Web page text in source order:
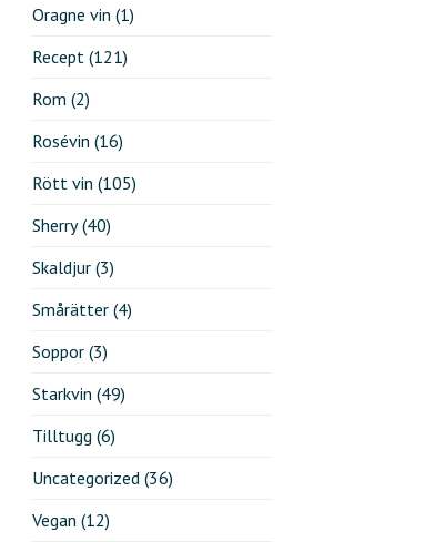
Oragne vin (1)
Recept(121)
Rom (2)
Rosévin (16)
Rött vin (105)
Sherry(40)
Skaldjur(3)
Smårätter(4)
Soppor(3)
Starkvin (49)
Tilltugg (6)
Uncategorized(36)
Vegan (12)